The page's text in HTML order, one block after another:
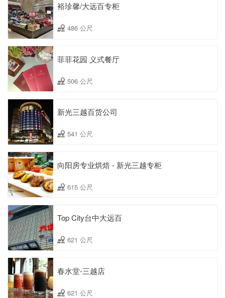
裕珍馨/大远百专柜
486 公尺
菲菲花园 义式餐厅
506 公尺
新光三越百货公司
541 公尺
向阳房专业烘焙 - 新光三越专柜
615 公尺
Top City台中大远百
621 公尺
春水堂-三越店
621 公尺